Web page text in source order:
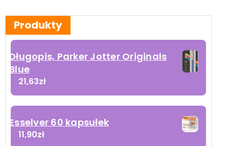
Produkty
Długopis, Parker Jotter Originals
Blue
21,63zł
Esselver 60 kapsułek
11,90zł